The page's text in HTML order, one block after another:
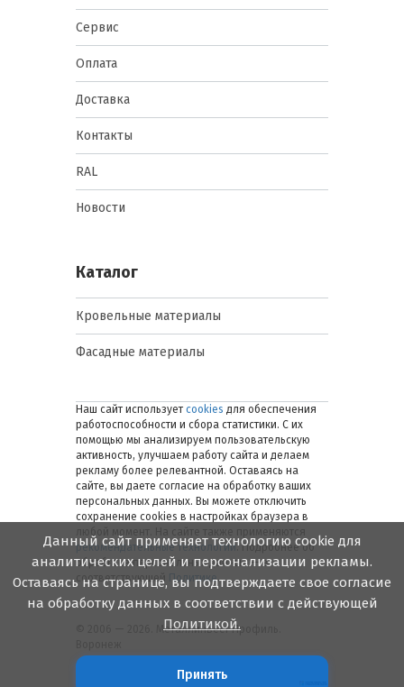
Сервис
Оплата
Доставка
Контакты
RAL
Новости
Каталог
Кровельные материалы
Фасадные материалы
Наш сайт использует cookies для обеспечения
работоспособности и сбора статистики. С их
помощью мы анализируем пользовательскую
активность, улучшаем работу сайта и делаем
рекламу более релевантной. Оставаясь на
сайте, вы даете согласие на обработку ваших
персональных данных. Вы можете отключить
сохранение cookies в настройках браузера в
рекомендательные технологии. Подробнее об
обработке персональных данных — в
соответствующей
Политике.
© 2006 — 2026. Металлинвест Профиль.
Данный сайт применяет технологию cookie для
аналитических целей и персонализации рекламы.
Оставаясь на странице, вы подтверждаете свое согласие
на обработку данных в соответствии с действующей
Политикой.
Принять